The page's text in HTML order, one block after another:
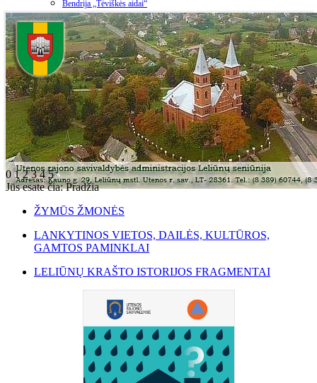
Bendrija „Tėviškės aidai“
012345
Jūs esate čia:Pradžia
ŽYMŪS ŽMONĖS
LANKYTINOS VIETOS, DAILĖS, KULTŪROS,
GAMTOS PAMINKLAI
LELIŪNŲ KRAŠTO ISTORIJOS FRAGMENTAI